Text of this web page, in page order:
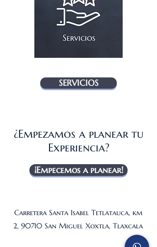
SERVICIOS
¿Empezamos a planear tu
Experiencia?
¡Empecemos a planear!
Carretera Santa Isabel Tetlatauca, km
2, 90710 San Miguel Xoxtla, Tlaxcala